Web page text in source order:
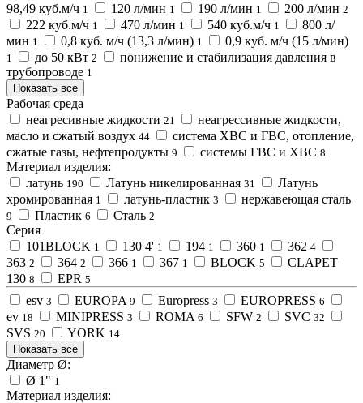
98,49 куб.м/ч 1 120 л/мин 1 190 л/мин 1 200 л/мин 2
222 куб.м/ч 1 470 л/мин 1 540 куб.м/ч 1
800 л/
мин 1 0,8 куб. м/ч (13,3 л/мин) 1 0,9 куб. м/ч (15 л/мин)
1 до 50 кВт 2
понижение и стабилизация давления в
трубопроводе 1
Показать все
Рабочая среда
неагресивные жидкости 21
неагрессивные жидкости,
масло и сжатый воздух 44
система ХВС и ГВС, отопление,
сжатые газы, нефтепродукты 9 системы ГВС и ХВС 8
Материал изделия:
латунь 190 Латунь никелированная 31
Латунь
хромированная 1 латунь-пластик 3 нержавеющая сталь
9 Пластик 6 Сталь 2
Серия
101BLOCK 1 130 4' 1 194 1 360 1 362 4
363 2 364 2 366 1 367 1 BLOCK 5
CLAPET
130 8 EPR 5
esv 3 EUROPA 9 Europress 3 EUROPRESS 6
ev 18 MINIPRESS 3 ROMA 6 SFW 2 SVC 32
SVS 20 YORK 14
Показать все
Диаметр Ø:
Ø 1" 1
Материал изделия: